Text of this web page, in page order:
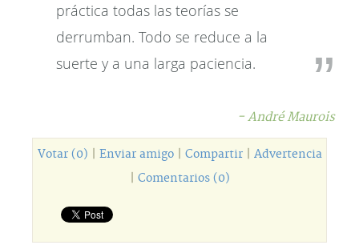
práctica todas las teorías se
derrumban. Todo se reduce a la
suerte y a una larga paciencia.
- André Maurois
Votar (0) Enviar amigo| Compartir| Advertencia
Comentarios (0)